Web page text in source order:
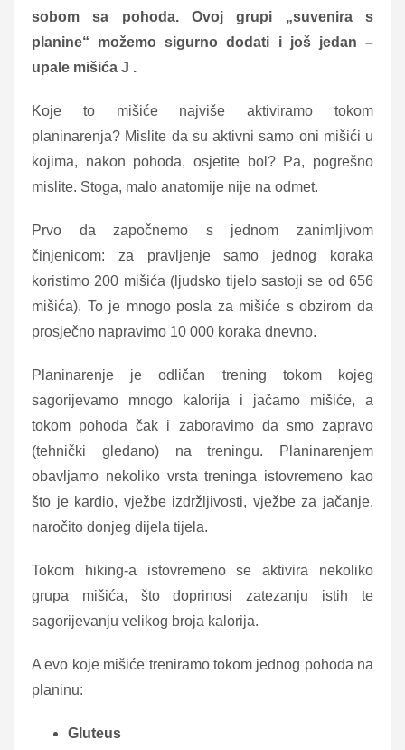
sobom sa pohoda. Ovoj grupi „suvenira s
planine“ možemo sigurno dodati i još jedan –
upale mišića J .
Koje to mišiće najviše aktiviramo tokom
planinarenja? Mislite da su aktivni samo oni mišići u
kojima, nakon pohoda, osjetite bol? Pa, pogrešno
mislite. Stoga, malo anatomije nije na odmet.
Prvo da započnemo s jednom zanimljivom
činjenicom: za pravljenje samo jednog koraka
koristimo 200 mišića (ljudsko tijelo sastoji se od 656
mišića). To je mnogo posla za mišiće s obzirom da
prosječno napravimo 10 000 koraka dnevno.
Planinarenje je odličan trening tokom kojeg
sagorijevamo mnogo kalorija i jačamo mišiće, a
tokom pohoda čak i zaboravimo da smo zapravo
(tehnički gledano) na treningu. Planinarenjem
obavljamo nekoliko vrsta treninga istovremeno kao
što je kardio, vježbe izdržljivosti, vježbe za jačanje,
naročito donjeg dijela tijela.
Tokom hiking-a istovremeno se aktivira nekoliko
grupa mišića, što doprinosi zatezanju istih te
sagorijevanju velikog broja kalorija.
A evo koje mišiće treniramo tokom jednog pohoda na
planinu:
Gluteus